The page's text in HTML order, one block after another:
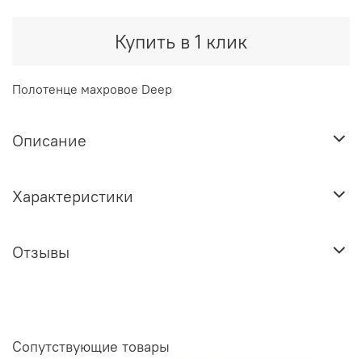
Купить в 1 клик
Полотенце махровое Deep
Описание
Характеристики
Отзывы
Сопутствующие товары